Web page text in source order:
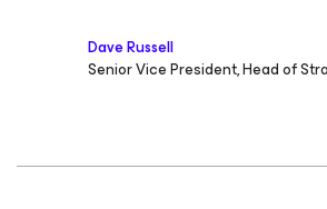
Dave Russell
Senior Vice President, Head of